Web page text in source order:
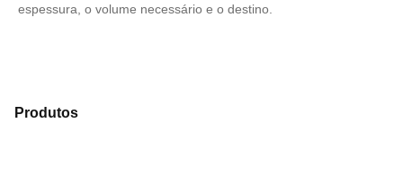
espessura, o volume necessário e o destino.
Produtos